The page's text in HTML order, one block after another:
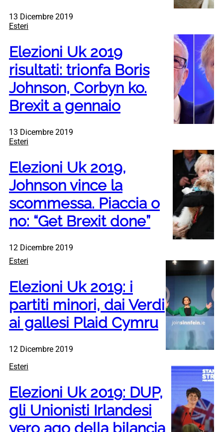
13 Dicembre 2019
Esteri
Elezioni Uk 2019
risultati: trionfa Boris
Johnson, Corbyn ko.
Brexit a gennaio
13 Dicembre 2019
Esteri
Elezioni Uk 2019,
Johnson vince la
scommessa. Piaccia o
no: “Get Brexit done”
12 Dicembre 2019
Esteri
Elezioni Uk 2019: i
partiti minori, dai Verdi
ai gallesi Plaid Cymru
12 Dicembre 2019
Esteri
Elezioni Uk 2019: DUP,
gli Unionisti Irlandesi
vero ago della bilancia